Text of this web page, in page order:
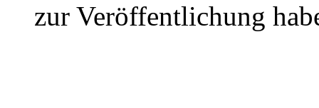
zur Veröffentlichung